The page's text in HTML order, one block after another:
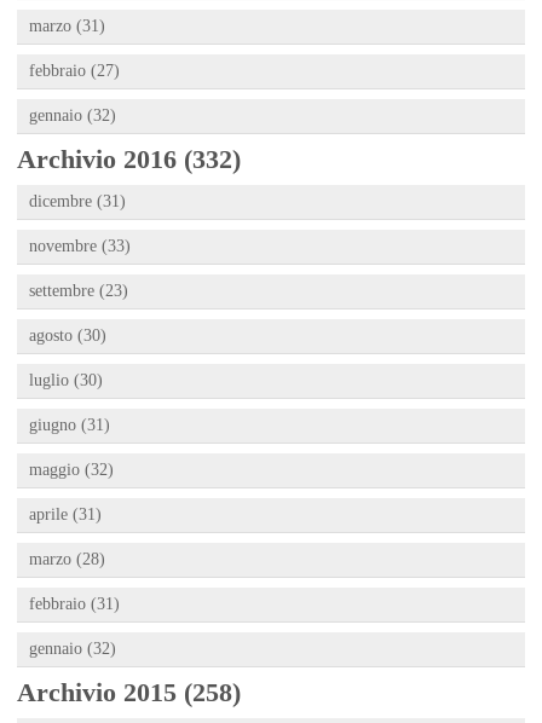
marzo (31)
febbraio (27)
gennaio (32)
Archivio 2016 (332)
dicembre (31)
novembre (33)
settembre (23)
agosto (30)
luglio (30)
giugno (31)
maggio (32)
aprile (31)
marzo (28)
febbraio (31)
gennaio (32)
Archivio 2015 (258)